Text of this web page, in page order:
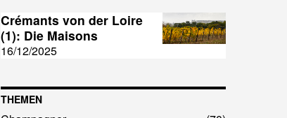
Crémants von der Loire
(1): Die Maisons
16/12/2025
THEMEN